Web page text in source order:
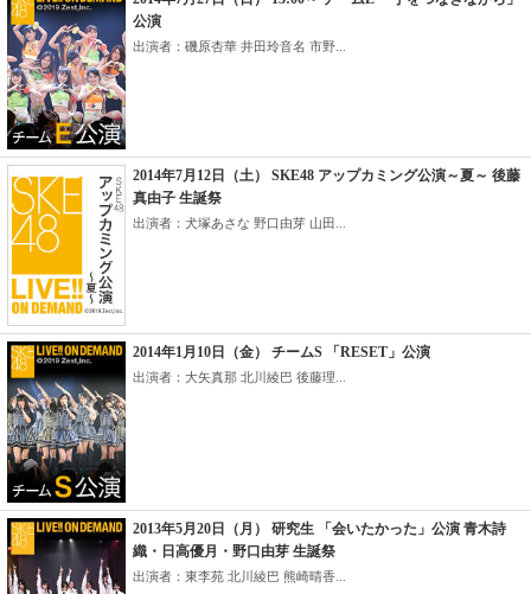
公演
出演者：磯原杏華 井田玲音名 市野...
2014年7月12日（土） SKE48 アップカミング公演～夏～ 後藤
真由子 生誕祭
出演者：犬塚あさな 野口由芽 山田...
2014年1月10日（金） チームS 「RESET」公演
出演者：大矢真那 北川綾巴 後藤理...
2013年5月20日（月） 研究生 「会いたかった」公演 青木詩
織・日高優月・野口由芽 生誕祭
出演者：東李苑 北川綾巴 熊崎晴香...